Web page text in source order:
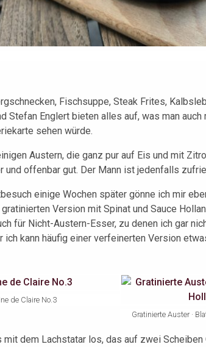
Fischsuppe, Steak Frites,
Stefan Englert bieten alles auf, was man auch
sehen würde.
Austern, die ganz pur auf Eis und mit
und offenbar gut. Der Mann ist jedenfalls
einige Wochen später gönne ich mir
Version mit Spinat und Sauce
für Nicht-Austern-Esser, zu denen ich gar
ich kann häufig einer verfeinerten Version
de Claire No.3
Gratinierte Auster ·
mit dem Lachstatar los, das auf zwei